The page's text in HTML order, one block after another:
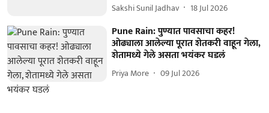
Sakshi Sunil Jadhav 18 Jul 2026
Pune Rain: पुण्यात पावसाचा कहर!
ओढ्याला आलेल्या पूरात शेतकरी वाहून गेला,
शेतामध्ये गेले असता भयंकर घडलं
Priya More 09 Jul 2026